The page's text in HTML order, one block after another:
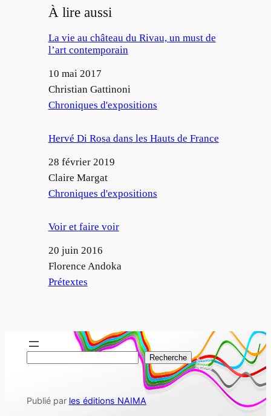
À lire aussi
La vie au château du Rivau, un must de
l’art contemporain
Date
10 mai 2017
Auteur
Christian Gattinoni
Par rapport à
Chroniques d'expositions
Hervé Di Rosa dans les Hauts de France
Date
28 février 2019
Auteur
Claire Margat
Par rapport à
Chroniques d'expositions
Voir et faire voir
Date
20 juin 2016
Auteur
Florence Andoka
Par rapport à
Prétextes
h
Recherche
Publié par les éditions NAIMA